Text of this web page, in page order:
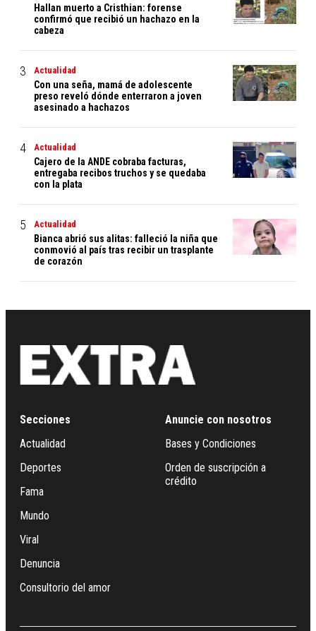
Hallan muerto a Cristhian: forense
confirmó que recibió un hachazo en la
cabeza
Actualidad
Con una seña, mamá de adolescente
preso reveló dónde enterraron a joven
asesinado a hachazos
Actualidad
Cajero de la ANDE cobraba facturas,
entregaba recibos truchos y se quedaba
con la plata
Actualidad
Bianca abrió sus alitas: falleció la niña que
conmovió al país tras recibir un trasplante
de corazón
Secciones
Actualidad
Deportes
Fama
Mundo
Viral
Denuncia
Consultorio del amor
Anuncie con nosotros
Bases y Condiciones
Orden de suscripción a
crédito